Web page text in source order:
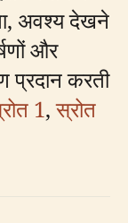
अवश्य देखने
और
प्रदान करती
1,स्रोत